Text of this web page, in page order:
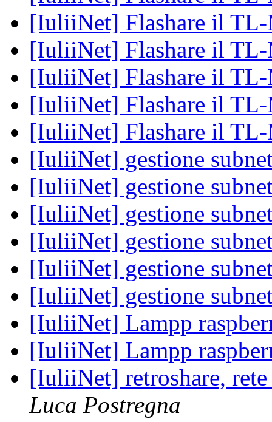
[IuliiNet] Flashare il
[IuliiNet] Flashare il
[IuliiNet] Flashare il
[IuliiNet] Flashare il
[IuliiNet] Flashare il
[IuliiNet] gestione
[IuliiNet] gestione
[IuliiNet] gestione
[IuliiNet] gestione
[IuliiNet] gestione
[IuliiNet] gestione
[IuliiNet] Lampp
[IuliiNet] Lampp
[IuliiNet] retroshare,
Luca Postregna